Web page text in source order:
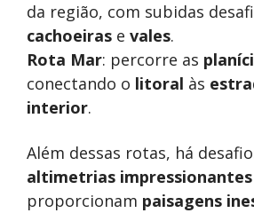
da região, com subidas
cachoeiras e vales.
Rota Mar: percorre as
conectando o litoral às
interior.
Além dessas rotas, há
altimetrias impressionantes
proporcionam paisagens